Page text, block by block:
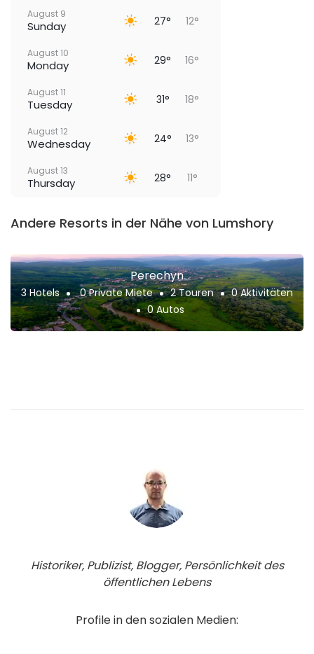
August 9
Sunday 27° 12°
August 10
Monday 29° 16°
August 11
Tuesday 31° 18°
August 12
Wednesday 24° 13°
August 13
Thursday 28° 11°
Andere Resorts in der Nähe von Lumshory
Perechyn
3 Hotels 0 Private Miete 2 Touren
0 Aktivitäten
0 Autos
Historiker, Publizist, Blogger, Persönlichkeit des
öffentlichen Lebens
Profile in den sozialen Medien: